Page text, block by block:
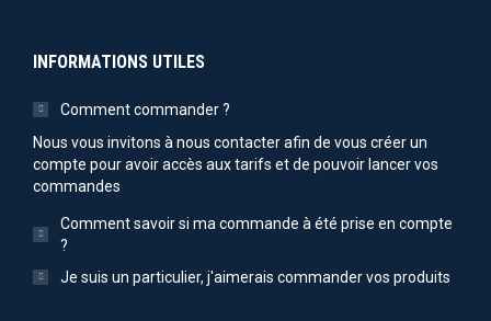
INFORMATIONS UTILES
Comment commander ?
Nous vous invitons à nous contacter afin de vous créer un
compte pour avoir accès aux tarifs et de pouvoir lancer vos
commandes
Comment savoir si ma commande à été prise en compte
?
Je suis un particulier, j'aimerais commander vos produits